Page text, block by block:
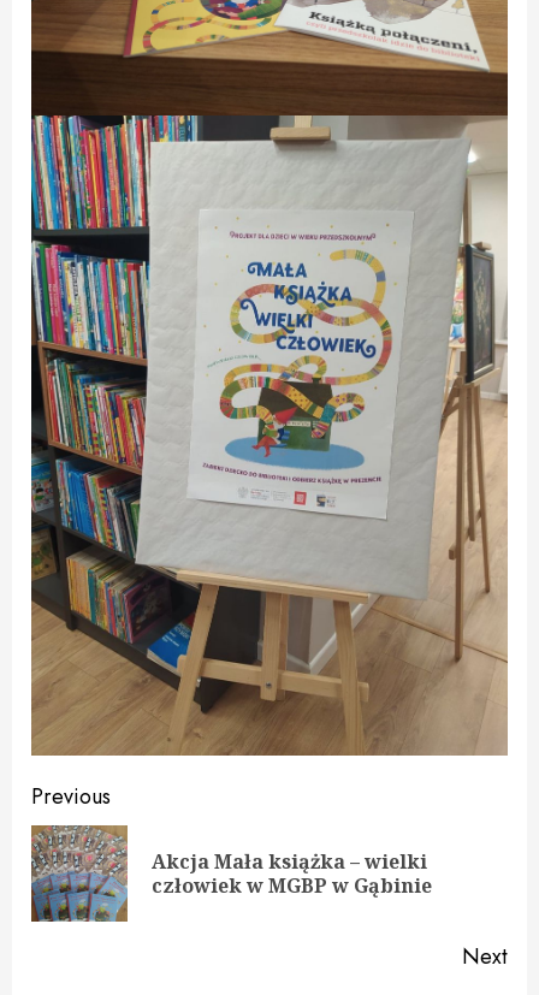
Continue
Reading
Previous
Akcja Mała książka – wielki
człowiek w MGBP w Gąbinie
Next